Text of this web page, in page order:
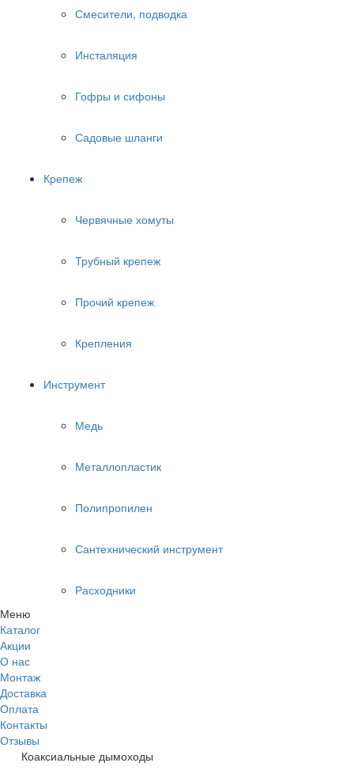
Смесители, подводка
Инсталяция
Гофры и сифоны
Садовые шланги
Крепеж
Червячные хомуты
Трубный крепеж
Прочий крепеж
Крепления
Инструмент
Медь
Металлопластик
Полипропилен
Сантехнический инструмент
Расходники
Меню
Каталог
Акции
О нас
Монтаж
Доставка
Оплата
Контакты
Отзывы
Коаксиальные дымоходы